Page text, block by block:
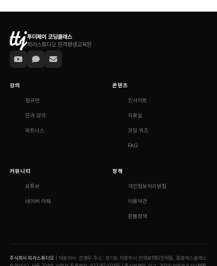
투더제이 코딩클래스
피라스튜디오 원격평생교육원
강의
정규반
단과 강의
파트너스
콘텐츠
인사이트
자료실
코딩 퀴즈
FAQ
커뮤니티
유튜브
네이버 카페
정책
개인정보처리방침
이용약관
환불정책
주식회사 피라스튜디오 | 대표이사: 전병우 주소: 경기도 의정부시 민락로195(민락동, 중흥에스클래스